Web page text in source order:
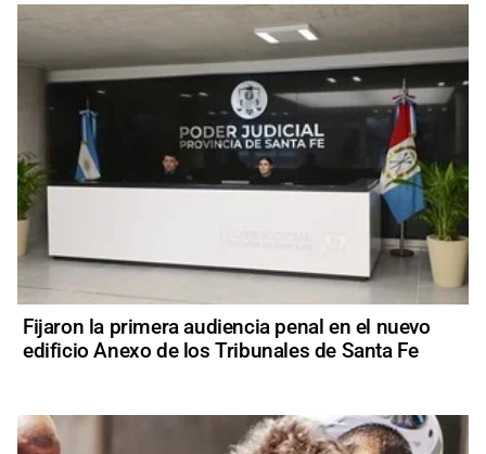
Fijaron la primera audiencia penal en el nuevo
edificio Anexo de los Tribunales de Santa Fe